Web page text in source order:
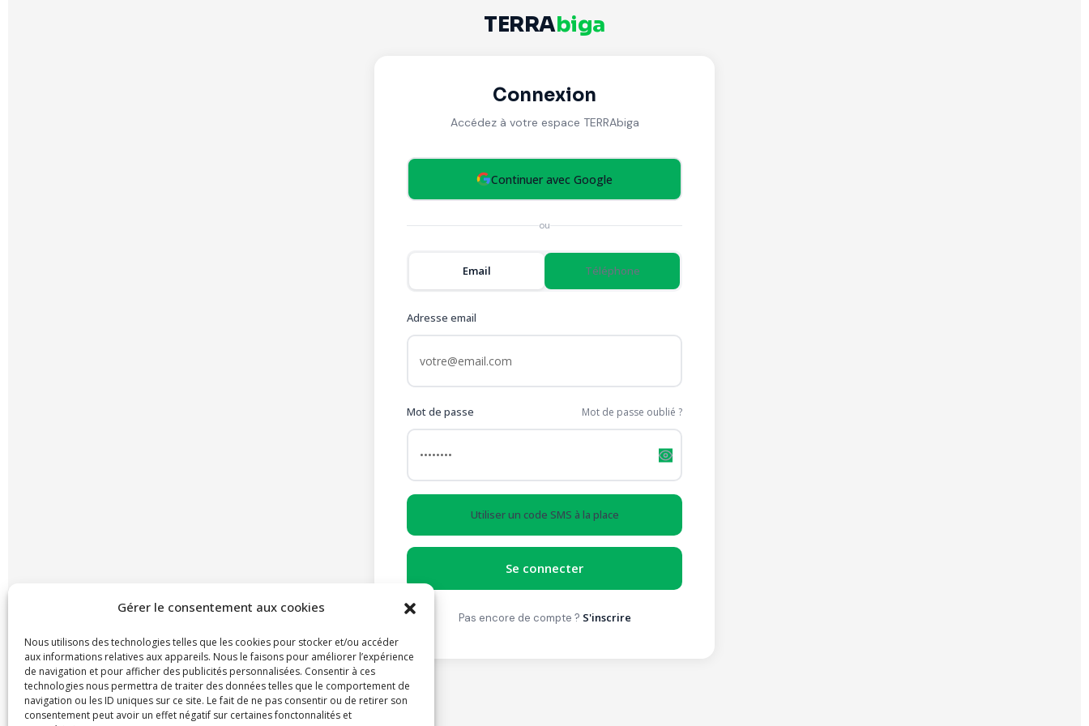
Gérer le consentement aux cookies
Nous utilisons des technologies telles que les cookies pour stocker et/ou accéder
aux informations relatives aux appareils. Nous le faisons pour améliorer l’expérience
de navigation et pour afficher des publicités personnalisées. Consentir à ces
technologies nous permettra de traiter des données telles que le comportement de
navigation ou les ID uniques sur ce site. Le fait de ne pas consentir ou de retirer son
consentement peut avoir un effet négatif sur certaines fonctonnalités et
TERRAbiga
Connexion
Accédez à votre espace TERRAbiga
Continuer avec Google
ou
Email Téléphone
Adresse email
Mot de passe Mot de passe oublié ?
Utiliser un code SMS à la place
Se connecter
Pas encore de compte ? S'inscrire